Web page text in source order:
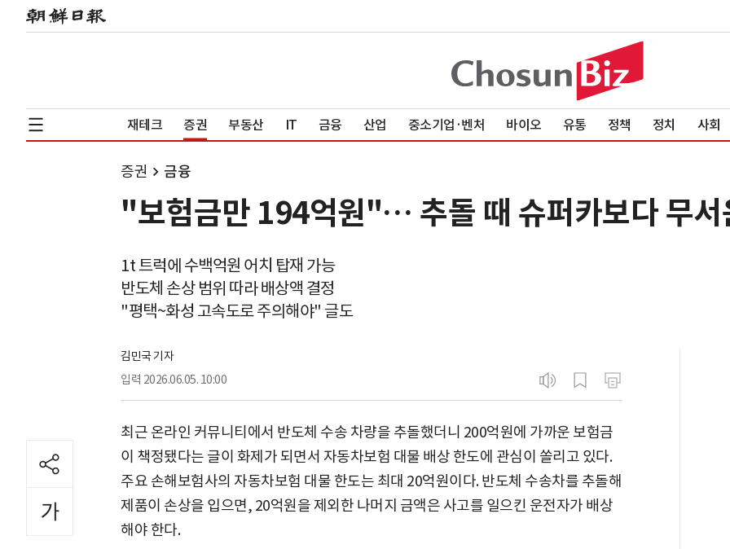
재테크 증권 부동산 IT 금융 산업 중소기업·벤처 바이오 유통 정책 정치 사회
증권 금융
"보험금만 194억원"… 추돌 때 슈퍼카보다 무
1t 트럭에 수백억원 어치 탑재 가능
반도체 손상 범위 따라 배상액 결정
"평택~화성 고속도로 주의해야" 글도
김민국 기자
입력 2026.06.05. 10:00
최근 온라인 커뮤니티에서 반도체 수송 차량을 추돌했더니 200억원에 가까운 보험금
이 책정됐다는 글이 화제가 되면서 자동차보험 대물 배상 한도에 관심이 쏠리고 있다.
주요 손해보험사의 자동차보험 대물 한도는 최대 20억원이다. 반도체 수송차를 추돌해
제품이 손상을 입으면, 20억원을 제외한 나머지 금액은 사고를 일으킨 운전자가 배상
해야 한다.